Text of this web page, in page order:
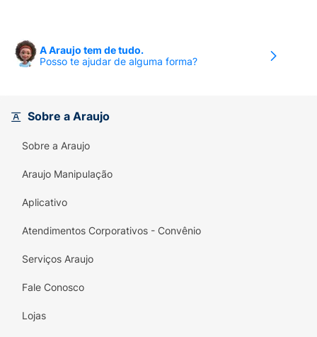
A Araujo tem de tudo.
Posso te ajudar de alguma forma?
Sobre a Araujo
Sobre a Araujo
Araujo Manipulação
Aplicativo
Atendimentos Corporativos - Convênio
Serviços Araujo
Fale Conosco
Lojas